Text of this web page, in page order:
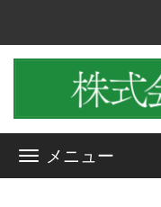
メニュー